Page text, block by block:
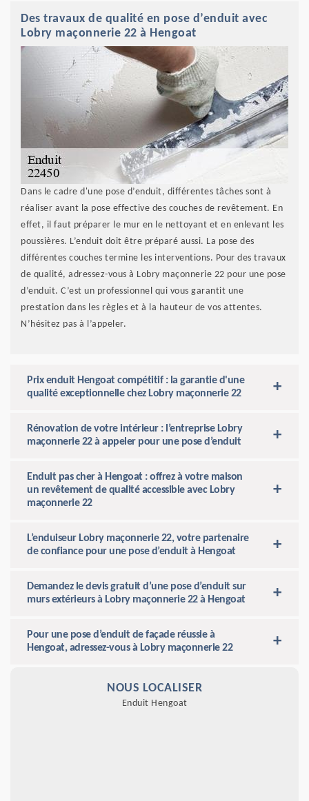
Des travaux de qualité en pose d’enduit avec
Lobry maçonnerie 22 à Hengoat
Dans le cadre d'une pose d’enduit, différentes tâches sont à
réaliser avant la pose effective des couches de revêtement. En
effet, il faut préparer le mur en le nettoyant et en enlevant les
poussières. L’enduit doit être préparé aussi. La pose des
différentes couches termine les interventions. Pour des travaux
de qualité, adressez-vous à Lobry maçonnerie 22 pour une pose
d’enduit. C’est un professionnel qui vous garantit une
prestation dans les règles et à la hauteur de vos attentes.
N’hésitez pas à l’appeler.
Prix enduit Hengoat compétitif : la garantie d'une
qualité exceptionnelle chez Lobry maçonnerie 22
Rénovation de votre intérieur : l’entreprise Lobry
maçonnerie 22 à appeler pour une pose d’enduit
Enduit pas cher à Hengoat : offrez à votre maison
un revêtement de qualité accessible avec Lobry
maçonnerie 22
L’enduiseur Lobry maçonnerie 22, votre partenaire
de confiance pour une pose d’enduit à Hengoat
Demandez le devis gratuit d’une pose d’enduit sur
murs extérieurs à Lobry maçonnerie 22 à Hengoat
Pour une pose d’enduit de façade réussie à
Hengoat, adressez-vous à Lobry maçonnerie 22
NOUS LOCALISER
Enduit Hengoat